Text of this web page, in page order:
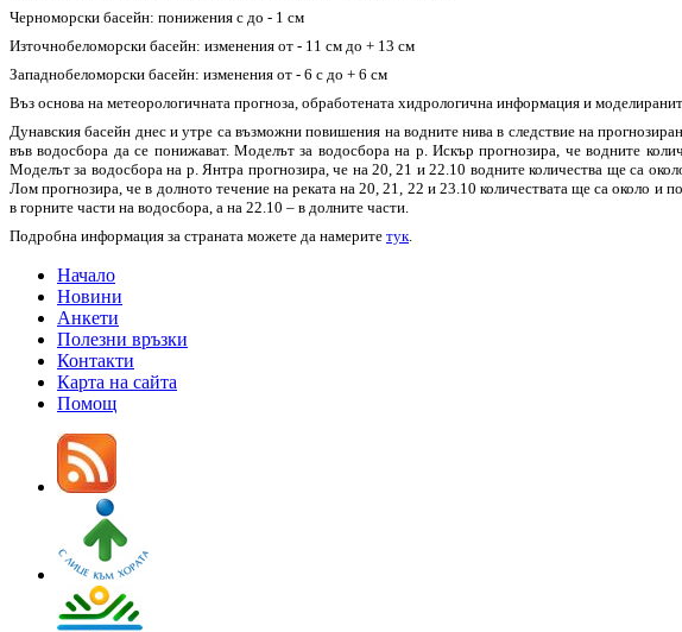
Черноморски басейн: понижения с до - 1 см
Източнобеломорски басейн: изменения от - 11 см до + 13 см
Западнобеломорски басейн: изменения от - 6 с до + 6 см
Въз основа на метеорологичната прогноза, обработената хидрологична информация и
Дунавския басейн днес и утре са възможни повишения на водните нива в следствие на
във водосбора да се понижават. Моделът за водосбора на р. Искър прогнозира, че водните
Моделът за водосбора на р. Янтра прогнозира, че на 20, 21 и 22.10 водните количества ще са
Лом прогнозира, че в долното течение на реката на 20, 21, 22 и 23.10 количествата ще са около
в горните части на водосбора, а на 22.10 – в долните части.
Подробна информация за страната можете да намерите тук
Начало
Новини
Анкети
Полезни връзки
Контакти
Карта на сайта
Помощ